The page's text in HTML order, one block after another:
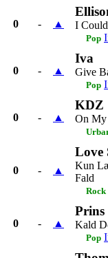
0 - ▲ I
Pop
0 - ▲
Iva
Give
Pop
0 - ▲
KDZ
On
0 - ▲
Love
Kun
Fald
Rock
0 - ▲ Kald
Pop